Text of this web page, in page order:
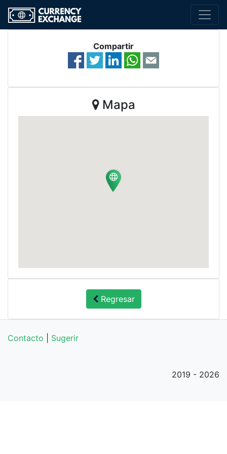
Compartir
Mapa
Regresar
Contacto Sugerir
2019 - 2026